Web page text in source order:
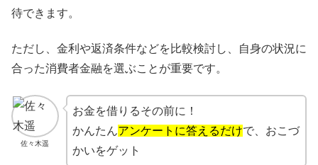
待できます。
ただし、金利や返済条件などを比較検討し、自身の状況に
合った消費者金融を選ぶことが重要です。
佐々木遥
お金を借りるその前に！
かんたんアンケートに答えるだけで、おこづ
かいをゲット